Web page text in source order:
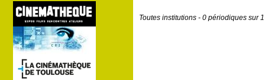
Toutes institutions - 0 périodiques sur